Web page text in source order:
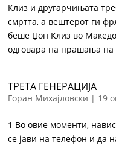
Клиз и другарчињата
смртта, а вештерот ги
беше Џон Клиз во
одговара на прашања
ТРЕТА ГЕНЕРАЦИЈА
Горан Михајловски | 19
1 Во овие моменти,
се јави на телефон и да